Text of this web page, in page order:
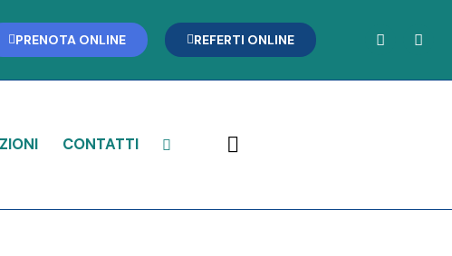
PRENOTA ONLINE REFERTI ONLINE
CONTATTI